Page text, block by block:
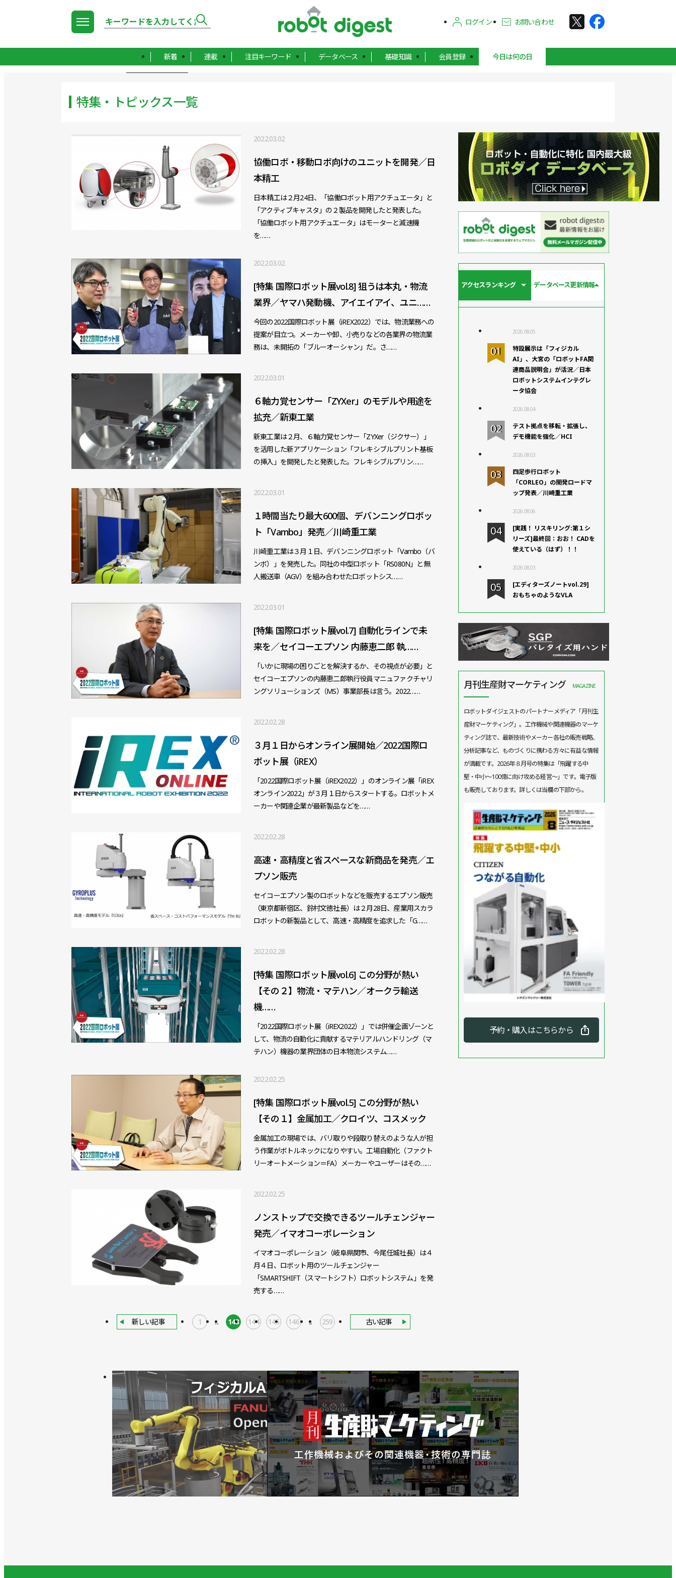
ログイン お問い合わせ
新着 連載 注目キーワード データベース 基礎知識 会員登録 今日は何の日
特集・トピックス一覧
2022.03.02
協働ロボ・移動ロボ向けのユニットを開発／日
本精工
日本精工は２月24日、「協働ロボット用アクチュエータ」と
「アクティブキャスタ」の２製品を開発したと発表した。
「協働ロボット用アクチュエータ」はモーターと減速機
を……
2022.03.02
[特集 国際ロボット展vol.8] 狙うは本丸・物流
業界／ヤマハ発動機、アイエイアイ、ユニ……
今回の2022国際ロボット展（iREX2022）では、物流業務への
提案が目立つ。メーカーや卸、小売りなどの各業界の物流業
務は、未開拓の「ブルーオーシャン」だ。さ……
2022.03.01
６軸力覚センサー「ZYXer」のモデルや用途を
拡充／新東工業
新東工業は２月、６軸力覚センサー「ZYXer（ジクサー）」
を活用した新アプリケーション「フレキシブルプリント基板
の挿入」を開発したと発表した。フレキシブルプリン……
2022.03.01
１時間当たり最大600個、デバンニングロボッ
ト「Vambo」発売／川崎重工業
川崎重工業は３月１日、デバンニングロボット「Vambo（バ
ンボ）」を発売した。同社の中型ロボット「RS080N」と無
人搬送車（AGV）を組み合わせたロボットシス……
2022.03.01
[特集 国際ロボット展vol.7] 自動化ラインで未
来を／セイコーエプソン 内藤恵二郎 執……
「いかに現場の困りごとを解決するか、その視点が必要」と
セイコーエプソンの内藤恵二郎執行役員マニュファクチャリ
ングソリューションズ（MS）事業部長は言う。2022……
2022.02.28
３月１日からオンライン展開始／2022国際ロ
ボット展（iREX）
「2022国際ロボット展（iREX2022）」のオンライン展「iREX
オンライン2022」が３月１日からスタートする。ロボットメ
ーカーや関連企業が最新製品などを……
2022.02.28
高速・高精度と省スペースな新商品を発売／エ
プソン販売
セイコーエプソン製のロボットなどを販売するエプソン販売
（東京都新宿区、鈴村文徳社長）は２月28日、産業用スカラ
ロボットの新製品として、高速・高精度を追求した「G……
2022.02.28
[特集 国際ロボット展vol.6] この分野が熱い
【その２】物流・マテハン／オークラ輸送
機……
「2022国際ロボット展（iREX2022）」では併催企画ゾーンと
して、物流の自動化に貢献するマテリアルハンドリング（マ
テハン）機器の業界団体の日本物流システム……
2022.02.25
[特集 国際ロボット展vol.5] この分野が熱い
【その１】金属加工／クロイツ、コスメック
金属加工の現場では、バリ取りや段取り替えのような人が担
う作業がボトルネックになりやすい。工場自動化（ファクト
リーオートメーション＝FA）メーカーやユーザーはその……
2022.02.25
ノンストップで交換できるツールチェンジャー
発売／イマオコーポレーション
イマオコーポレーション（岐阜県関市、今尾任城社長）は４
月４日、ロボット用のツールチェンジャー
「SMARTSHIFT（スマートシフト）ロボットシステム」を発
売する……
新しい記事 1 ... 143 144 145 146 ... 259 古い記事
アクセスランキング データベース更新情報
2026.08.05
特設展示は「フィジカル
AI」、大宮の「ロボットFA関
連商品説明会」が活況／日本
ロボットシステムインテグレ
ータ協会
2026.08.04
テスト拠点を移転・拡張し、
デモ機能を強化／HCI
2026.08.03
四足歩行ロボット
「CORLEO」の開発ロードマ
ップ発表／川崎重工業
2026.08.06
[実践！ リスキリング:第１シ
リーズ]最終回：おお！ CADを
使えている（はず）！！
2026.08.03
[エディターズノートvol.29]
おもちゃのようなVLA
月刊生産財マーケティング MAGAZINE
ロボットダイジェストのパートナーメディア「月刊生
産財マーケティング」。工作機械や関連機器のマーケ
ティング誌で、最新技術やメーカー各社の販売戦略、
分析記事など、ものづくりに携わる方々に有益な情報
が満載です。2026年８月号の特集は「飛躍する中
堅・中小～100億に向け攻める経営～」です。電子版
も販売しております。詳しくは当欄の下部から。
予約・購入はこちらから